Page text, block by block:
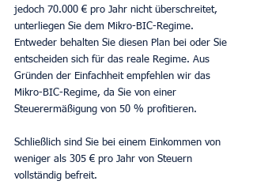
jedoch 70.000 € pro Jahr nicht überschreitet,
unterliegen Sie dem Mikro-BIC-Regime.
Entweder behalten Sie diesen Plan bei oder Sie
entscheiden sich für das reale Regime. Aus
Gründen der Einfachheit empfehlen wir das
Mikro-BIC-Regime, da Sie von einer
Steuerermäßigung von 50 % profitieren.
Schließlich sind Sie bei einem Einkommen von
weniger als 305 € pro Jahr von Steuern
vollständig befreit.